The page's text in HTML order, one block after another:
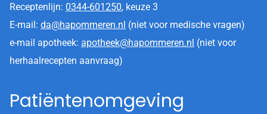
Receptenlijn: 0344-601250, keuze 3
E-mail: da@hapommeren.nl (niet voor medische vragen)
e-mail apotheek: apotheek@hapommeren.nl (niet voor
herhaalrecepten aanvraag)
Patiëntenomgeving